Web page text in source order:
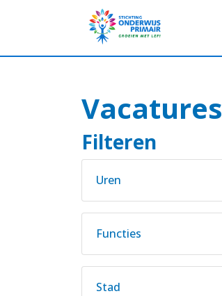
Vacatures
Filteren
Uren
Functies
Stad